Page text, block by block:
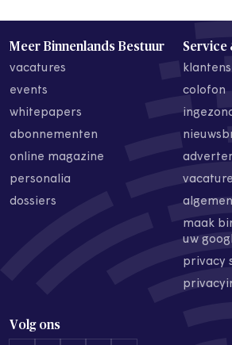
Meer Binnenlands Bestuur
vacatures
events
whitepapers
abonnementen
online magazine
personalia
dossiers
Service
colofon
maak
uw
privacy
Volg ons